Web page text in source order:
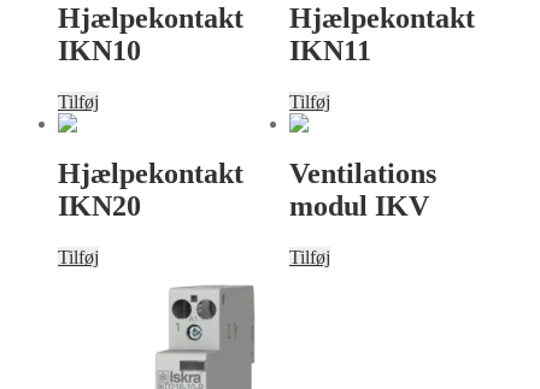
Hjælpekontakt
IKN10
Tilføj
Hjælpekontakt
IKN11
Tilføj
Hjælpekontakt
IKN20
Tilføj
Ventilations
modul IKV
Tilføj